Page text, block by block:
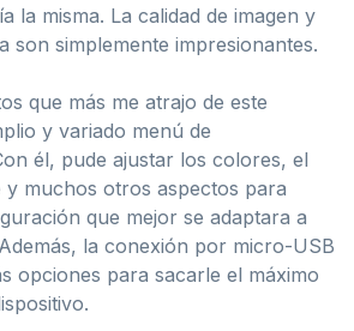
la misma. La calidad de imagen y
son simplemente impresionantes.
que más me atrajo de este
y variado menú de
él, pude ajustar los colores, el
muchos otros aspectos para
que mejor se adaptara a
la conexión por micro-USB
opciones para sacarle el máximo